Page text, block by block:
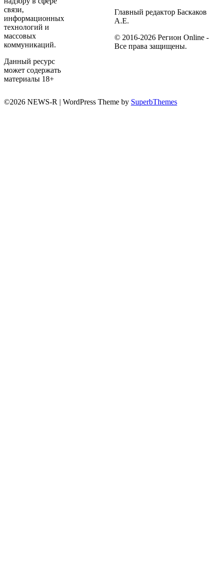
связи,
информационных
технологий и
массовых
коммуникаций.
Данный ресурс
может содержать
материалы 18+
Главный редактор Баскаков
А.Е.
© 2016-2026 Регион Online -
Все права защищены.
©2026 NEWS-R | WordPress Theme by SuperbThemes